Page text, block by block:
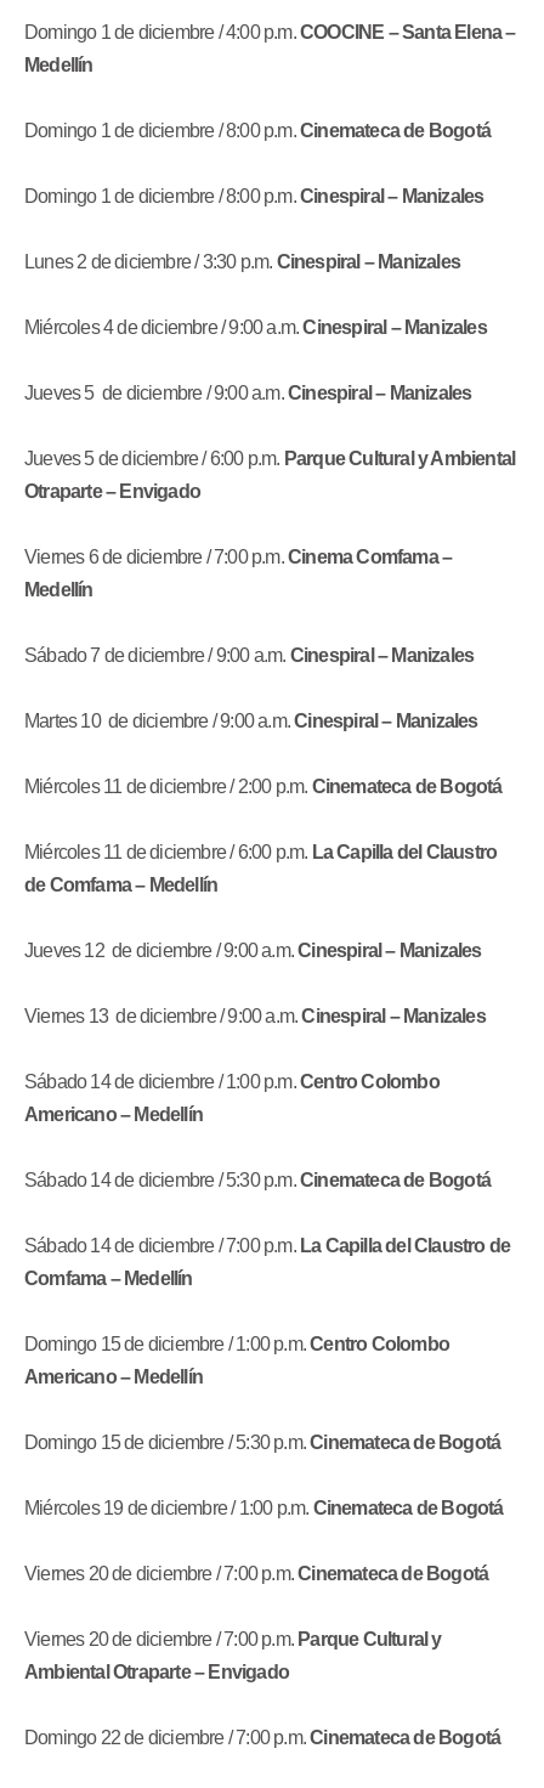
Domingo 1 de diciembre / 4:00 p.m.COOCINE – Santa Elena –
Medellín
Domingo 1 de diciembre / 8:00 p.m.Cinemateca de Bogotá
Domingo 1 de diciembre / 8:00 p.m.Cinespiral – Manizales
Lunes 2 de diciembre / 3:30 p.m. Cinespiral – Manizales
Miércoles 4 de diciembre / 9:00 a.m.Cinespiral – Manizales
Jueves 5 de diciembre / 9:00 a.m.Cinespiral – Manizales
Jueves 5 de diciembre / 6:00 p.m. Parque Cultural y Ambiental
Otraparte – Envigado
Viernes 6 de diciembre / 7:00 p.m.Cinema Comfama –
Medellín
Sábado 7 de diciembre / 9:00 a.m. Cinespiral – Manizales
Martes 10 de diciembre / 9:00 a.m.Cinespiral – Manizales
Miércoles 11 de diciembre / 2:00 p.m. Cinemateca de Bogotá
Miércoles 11 de diciembre / 6:00 p.m. La Capilla del Claustro
de Comfama – Medellín
Jueves 12 de diciembre / 9:00 a.m.Cinespiral – Manizales
Viernes 13 de diciembre / 9:00 a.m.Cinespiral – Manizales
Sábado 14 de diciembre / 1:00 p.m.Centro Colombo
Americano – Medellín
Sábado 14 de diciembre / 5:30 p.m.Cinemateca de Bogotá
Sábado 14 de diciembre / 7:00 p.m.La Capilla del Claustro de
Comfama – Medellín
Domingo 15 de diciembre / 1:00 p.m.Centro Colombo
Americano – Medellín
Domingo 15 de diciembre / 5:30 p.m.Cinemateca de Bogotá
Miércoles 19 de diciembre / 1:00 p.m. Cinemateca de Bogotá
Viernes 20 de diciembre / 7:00 p.m.Cinemateca de Bogotá
Viernes 20 de diciembre / 7:00 p.m. Parque Cultural y
Ambiental Otraparte – Envigado
Domingo 22 de diciembre / 7:00 p.m.Cinemateca de Bogotá